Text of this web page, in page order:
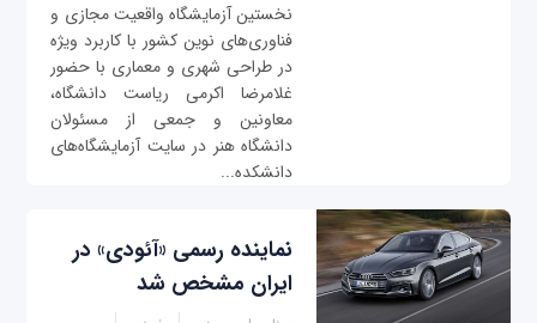
نخستین آزمایشگاه واقعیت مجازی و
فناوری‌های نوین کشور با کاربرد ویژه
در طراحی شهری و معماری با حضور
غلامرضا اکرمی ریاست دانشگاه،
معاونین و جمعی از مسئولان
دانشگاه هنر در سایت آزمایشگاه‌های
دانشکده...
نماینده رسمی «آئودی» در
ایران مشخص شد